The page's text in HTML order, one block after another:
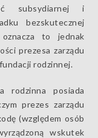
subsydiarnej i
bezskutecznej
to jednak
prezesa zarządu
rodzinnej.
rodzinna posiada
prezes zarządu
(względem osób
wskutek